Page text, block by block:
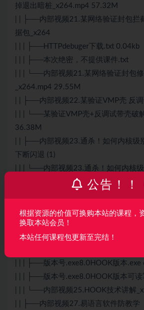
掉退出暗桩_x264.mp4 57.32M
| | ├──内部视频21.某网络验证封包拦
据包_x264
| | | ├──HTTPdebuger下载.txt 0.04kb
| | | ├──本次绝密，不提供课件.txt
| | | └──内部视频21.某网络验证封包
_x264.mp4 29.55M
| | ├──内部视频22.某验证VMP壳 反
| | | └──某验证VMP壳+反调试带壳破
36.38M
| | ├──内部视频23.通杀！如何内核级
下断闪退 (1)
| | | └──内部视频23.通杀！如何内核
壳下断闪退.mp4 24.22M
| | | └──内部视频24.易之盾网络验证
盘.mp4 45.56M
| | ├──内部视频25.HOOK技术讲解
| | | ├──版本号.exe8.0HOOK版本
| | | ├──版本号.exe8.0HOOK版本可
| | | └──内部视频25.HOOK技术讲解
| | ├──内部视频27.易语言软件防教学
公告！！
根据资源的价值可换购本站的课程，
换取本站会员！
本站任何课程包更新至完结！